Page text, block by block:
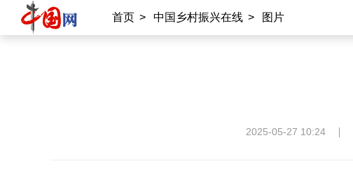
首页 > 中国乡村振兴在线 > 图片
2025-05-27 10:24